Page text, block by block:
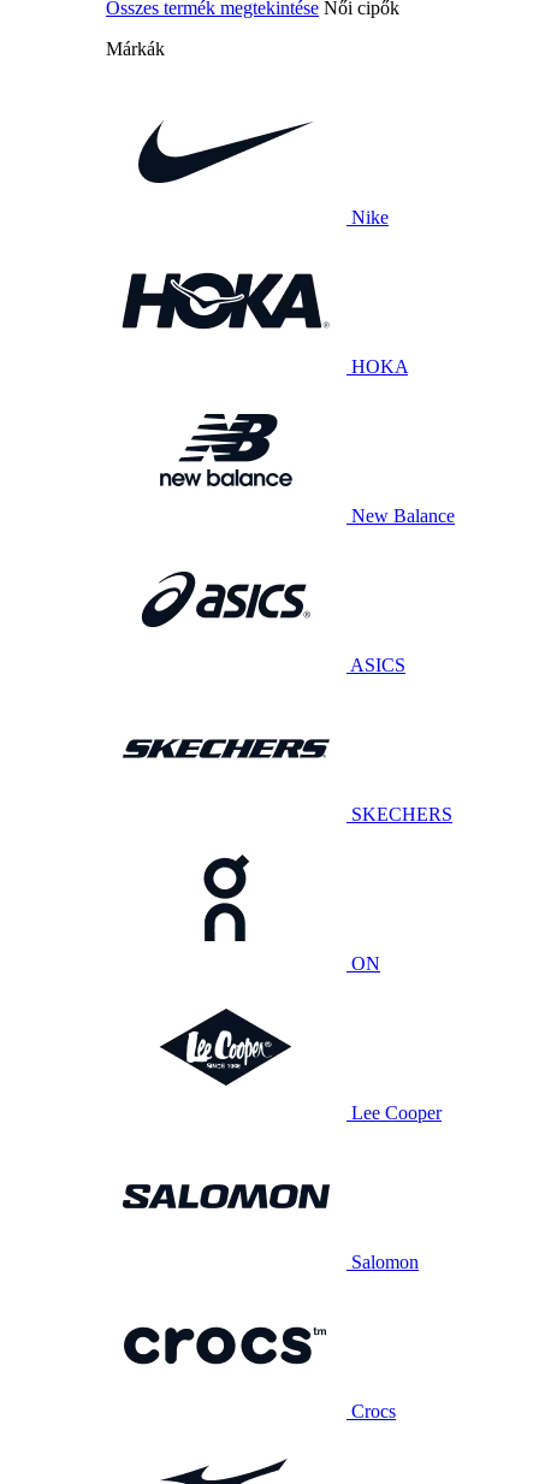
Összes termék megtekintése Női cipők
Márkák
Nike
HOKA
New Balance
ASICS
SKECHERS
ON
Lee Cooper
Salomon
Crocs